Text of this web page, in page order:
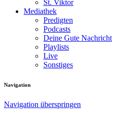
St. Viktor
Mediathek
Predigten
Podcasts
Deine Gute Nachricht
Playlists
Live
Sonstiges
Navigation
Navigation überspringen